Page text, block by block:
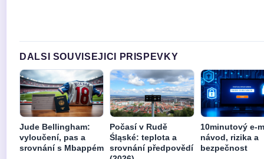
DALSI SOUVISEJICI PRISPEVKY
Jude Bellingham:
vyloučení, pas a
srovnání s Mbappém
Počasí v Rudě
Śląské: teplota a
srovnání předpovědí
10minutový e-
návod, rizika a
bezpečnost